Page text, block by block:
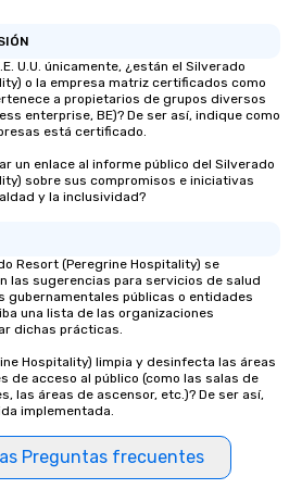
U.U. únicamente, ¿están el Silverado
o la empresa matriz certificados como
a propietarios de grupos diversos
enterprise, BE)? De ser así, indique como
está certificado.
un enlace al informe público del Silverado
sobre sus compromisos e iniciativas
y la inclusividad?
Resort (Peregrine Hospitality) se
las sugerencias para servicios de salud
gubernamentales públicas o entidades
una lista de las organizaciones
dichas prácticas.
Hospitality) limpia y desinfecta las áreas
de acceso al público (como las salas de
las áreas de ascensor, etc.)? De ser así,
implementada.
Preguntas frecuentes